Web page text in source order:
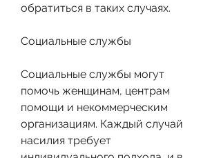
обратиться в таких случаях.
Социальные службы
Социальные службы могут
помочь женщинам, центрам
помощи и некоммерческим
организациям. Каждый случай
насилия требует